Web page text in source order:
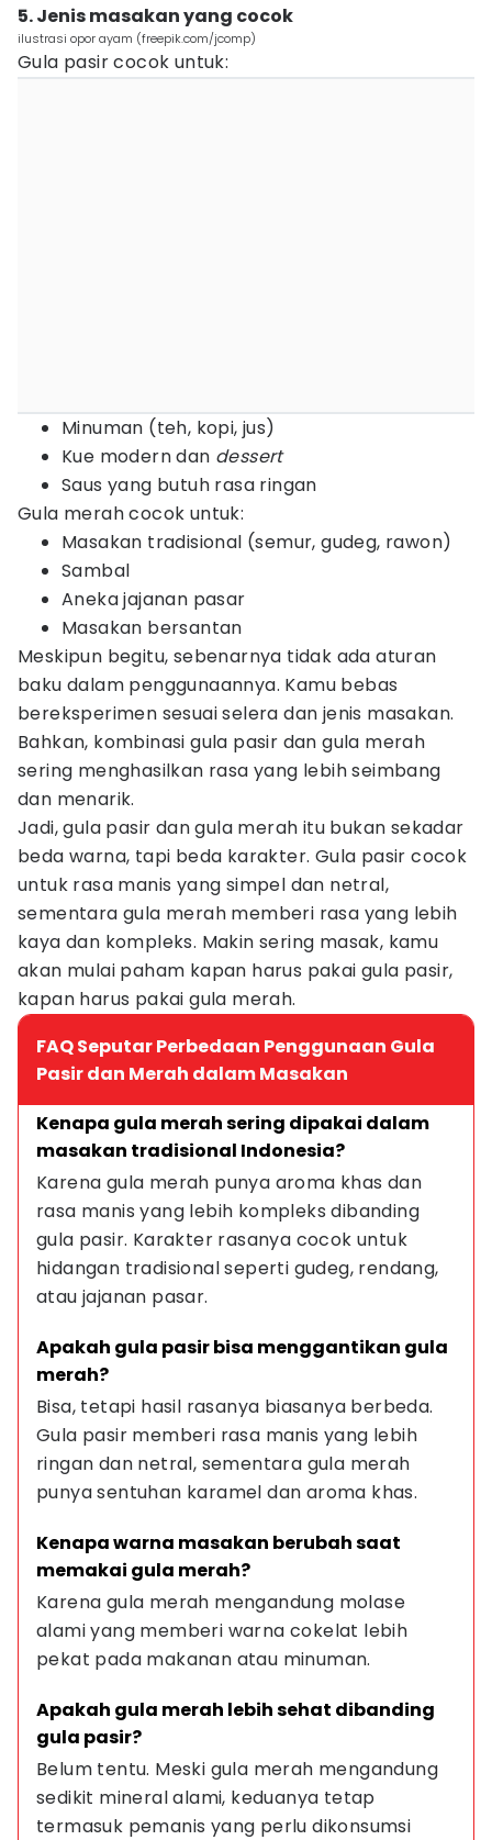
5. Jenis masakan yang cocok
ilustrasi opor ayam (freepik.com/jcomp)
Gula pasir cocok untuk:
Minuman (teh, kopi, jus)
Kue modern dan dessert
Saus yang butuh rasa ringan
Gula merah cocok untuk:
Masakan tradisional (semur, gudeg, rawon)
Sambal
Aneka jajanan pasar
Masakan bersantan
Meskipun begitu, sebenarnya tidak ada aturan
baku dalam penggunaannya. Kamu bebas
bereksperimen sesuai selera dan jenis masakan.
Bahkan, kombinasi gula pasir dan gula merah
sering menghasilkan rasa yang lebih seimbang
dan menarik.
Jadi, gula pasir dan gula merah itu bukan sekadar
beda warna, tapi beda karakter. Gula pasir cocok
untuk rasa manis yang simpel dan netral,
sementara gula merah memberi rasa yang lebih
kaya dan kompleks. Makin sering masak, kamu
akan mulai paham kapan harus pakai gula pasir,
kapan harus pakai gula merah.
FAQ Seputar Perbedaan Penggunaan Gula
Pasir dan Merah dalam Masakan
Kenapa gula merah sering dipakai dalam
masakan tradisional Indonesia?
Karena gula merah punya aroma khas dan
rasa manis yang lebih kompleks dibanding
gula pasir. Karakter rasanya cocok untuk
hidangan tradisional seperti gudeg, rendang,
atau jajanan pasar.
Apakah gula pasir bisa menggantikan gula
merah?
Bisa, tetapi hasil rasanya biasanya berbeda.
Gula pasir memberi rasa manis yang lebih
ringan dan netral, sementara gula merah
punya sentuhan karamel dan aroma khas.
Kenapa warna masakan berubah saat
memakai gula merah?
Karena gula merah mengandung molase
alami yang memberi warna cokelat lebih
pekat pada makanan atau minuman.
Apakah gula merah lebih sehat dibanding
gula pasir?
Belum tentu. Meski gula merah mengandung
sedikit mineral alami, keduanya tetap
termasuk pemanis yang perlu dikonsumsi